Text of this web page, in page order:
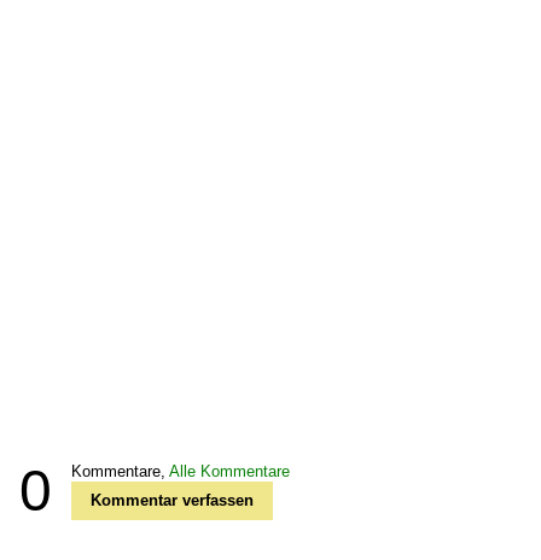
0 Kommentare, Alle Kommentare
Kommentar verfassen